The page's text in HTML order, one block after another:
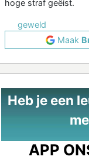
hoge straf geëist.
geweld
Maak
Heb je een
APP